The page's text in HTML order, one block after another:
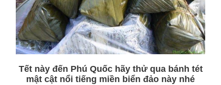
Tết này đến Phú Quốc hãy thử qua bánh tét
mật cật nổi tiếng miền biển đảo này nhé